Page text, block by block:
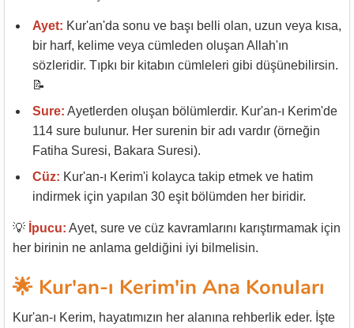
Ayet: Kur'an'da sonu ve başı belli olan, uzun veya kısa,
bir harf, kelime veya cümleden oluşan Allah'ın
sözleridir. Tıpkı bir kitabın cümleleri gibi düşünebilirsin.
📝
Sure: Ayetlerden oluşan bölümlerdir. Kur'an-ı Kerim'de
114 sure bulunur. Her surenin bir adı vardır (örneğin
Fatiha Suresi, Bakara Suresi).
Cüz: Kur'an-ı Kerim'i kolayca takip etmek ve hatim
indirmek için yapılan 30 eşit bölümden her biridir.
💡 İpucu: Ayet, sure ve cüz kavramlarını karıştırmamak için
her birinin ne anlama geldiğini iyi bilmelisin.
🌟 Kur'an-ı Kerim'in Ana Konuları
Kur'an-ı Kerim, hayatımızın her alanına rehberlik eder. İşte